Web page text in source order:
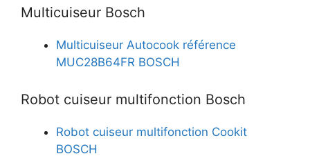
Multicuiseur Bosch
Multicuiseur Autocook référence
MUC28B64FR BOSCH
Robot cuiseur multifonction Bosch
Robot cuiseur multifonction Cookit
BOSCH